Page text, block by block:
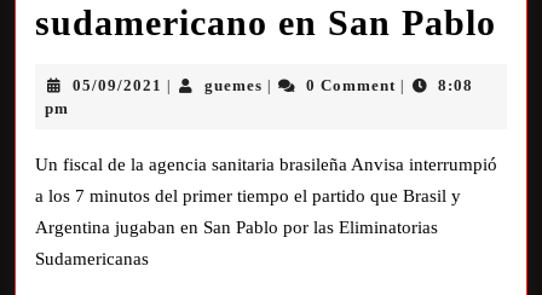
sudamericano en San Pablo
05/09/2021 guemes 0 Comment
8:08
pm
Un fiscal de la agencia sanitaria brasileña Anvisa interrumpió
a los 7 minutos del primer tiempo el partido que Brasil y
Argentina jugaban en San Pablo por las Eliminatorias
Sudamericanas